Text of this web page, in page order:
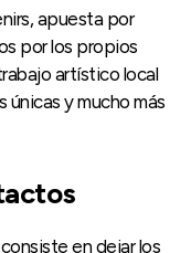
apuesta por
por los propios
artístico local
únicas y mucho más
en dejar los